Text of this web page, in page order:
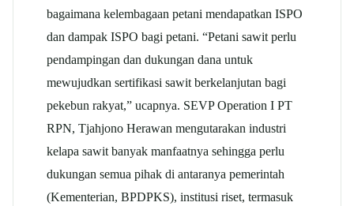
bagaimana kelembagaan petani mendapatkan ISPO
dan dampak ISPO bagi petani. “Petani sawit perlu
pendampingan dan dukungan dana untuk
mewujudkan sertifikasi sawit berkelanjutan bagi
pekebun rakyat,” ucapnya. SEVP Operation I PT
RPN, Tjahjono Herawan mengutarakan industri
kelapa sawit banyak manfaatnya sehingga perlu
dukungan semua pihak di antaranya pemerintah
(Kementerian, BPDPKS), institusi riset, termasuk